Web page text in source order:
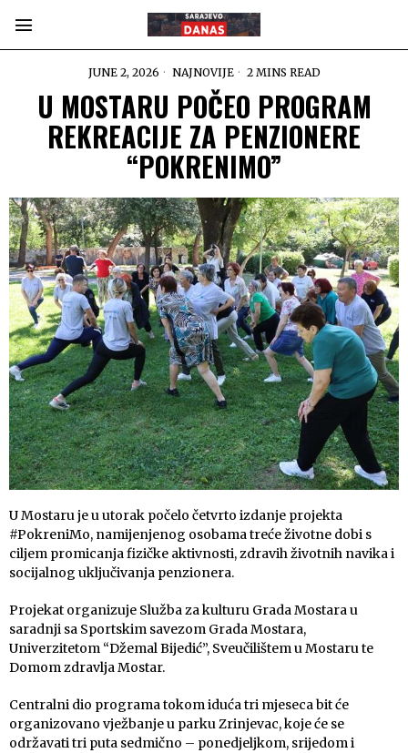
JUNE 2, 2026 NAJNOVIJE 2 MINS READ
U MOSTARU POČEO PROGRAM
REKREACIJE ZA PENZIONERE
“POKRENIMO”
U Mostaru je u utorak počelo četvrto izdanje projekta
#PokreniMo, namijenjenog osobama treće životne dobi s
ciljem promicanja fizičke aktivnosti, zdravih životnih navika i
socijalnog uključivanja penzionera.
Projekat organizuje Služba za kulturu Grada Mostara u
saradnji sa Sportskim savezom Grada Mostara,
Univerzitetom “Džemal Bijedić”, Sveučilištem u Mostaru te
Domom zdravlja Mostar.
Centralni dio programa tokom iduća tri mjeseca bit će
organizovano vježbanje u parku Zrinjevac, koje će se
održavati tri puta sedmično – ponedjeljkom, srijedom i